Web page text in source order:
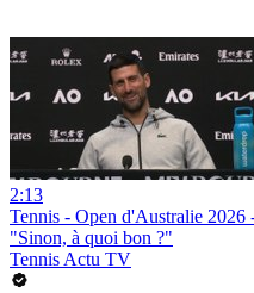
2:13
Tennis - Open d'Australie
"Sinon, à quoi bon ?"
Tennis Actu TV